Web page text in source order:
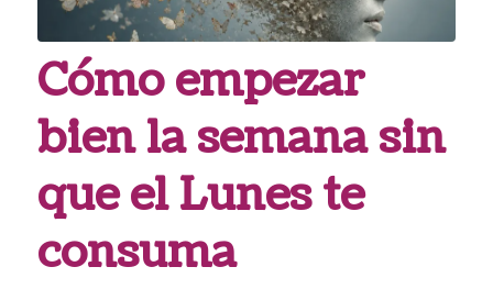
Cómo empezar
bien la semana sin
que el Lunes te
consuma